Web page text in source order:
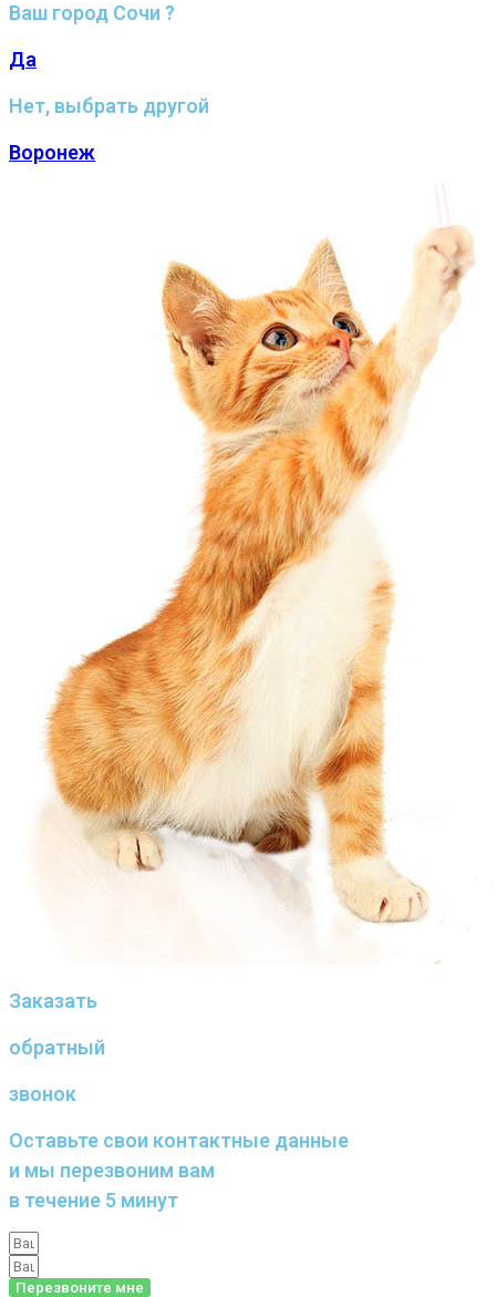
Ваш город Сочи ?
Да
Нет, выбрать другой
Воронеж
Заказать
обратный
звонок
Оставьте свои контактные данные
и мы перезвоним вам
в течение 5 минут
Перезвоните мне